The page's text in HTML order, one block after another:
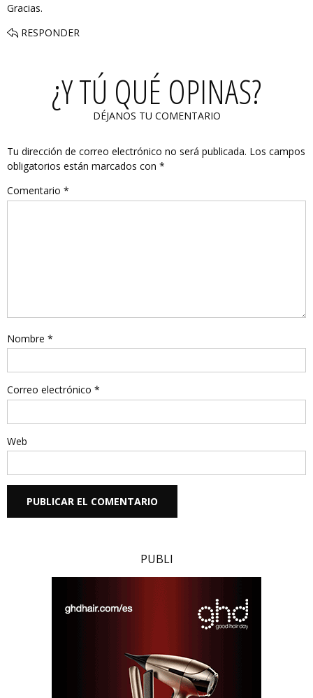
Gracias.
RESPONDER
¿Y TÚ QUÉ OPINAS?
DÉJANOS TU COMENTARIO
Tu dirección de correo electrónico no será publicada. Los campos
obligatorios están marcados con *
Comentario *
Nombre *
Correo electrónico *
Web
PUBLI